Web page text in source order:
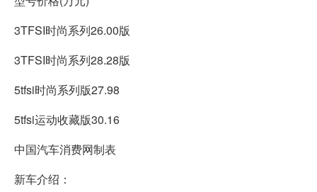
3TFSI时尚系列26.00版
3TFSI时尚系列28.28版
5tfsi时尚系列版27.98
5tfsi运动收藏版30.16
中国汽车消费网制表
新车介绍：